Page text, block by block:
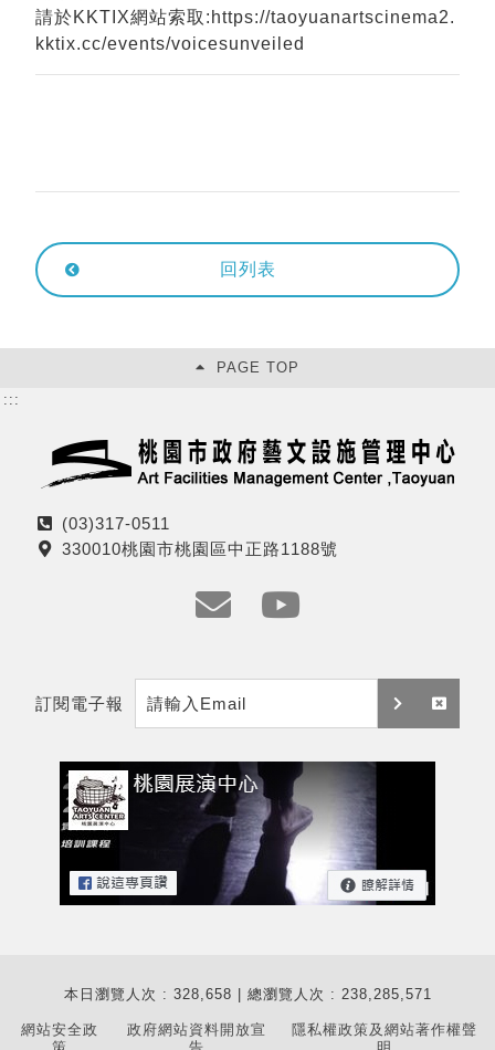
請於KKTIX網站索取:https://taoyuanartscinema2.
kktix.cc/events/voicesunveiled
回列表
PAGE TOP
:::
電
話
(03)317-0511
地
330010桃園市桃園區中正路1188號
m
a
i
l
t
訂閱電子報
訂 取
本日瀏覽人次 : 328,658 | 總瀏覽人次 : 238,285,571
網站安全政
政府網站資料開放宣
隱私權政策及網站著作權聲